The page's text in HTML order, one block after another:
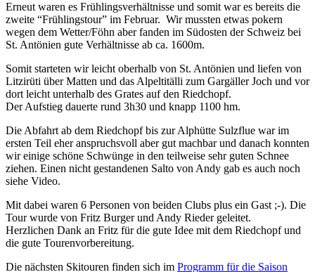
Erneut waren es Frühlingsverhältnisse und somit war es bereits die
zweite “Frühlingstour” im Februar. Wir mussten etwas pokern
wegen dem Wetter/Föhn aber fanden im Südosten der Schweiz bei
St. Antönien gute Verhältnisse ab ca. 1600m.
Somit starteten wir leicht oberhalb von St. Antönien und liefen von
Litzirüti über Matten und das Alpeltitälli zum Gargäller Joch und vor
dort leicht unterhalb des Grates auf den Riedchopf.
Der Aufstieg dauerte rund 3h30 und knapp 1100 hm.
Die Abfahrt ab dem Riedchopfbis zur Alphütte Sulzflue war im
ersten Teil eher anspruchsvoll aber gut machbar und danach konnten
wir einige schöne Schwünge in den teilweise sehr guten Schnee
ziehen. Einen nicht gestandenen Salto von Andy gab es auch noch
siehe Video.
Mit dabei waren 6 Personen von beiden Clubs plus ein Gast ;-). Die
Tour wurde von Fritz Burger und Andy Rieder geleitet.
Herzlichen Dank an Fritz für die gute Idee mit dem Riedchopf und
die gute Tourenvorbereitung.
Die nächsten Skitouren finden sich im Programm für die Saison